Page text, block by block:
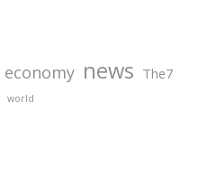
economy news The7
world